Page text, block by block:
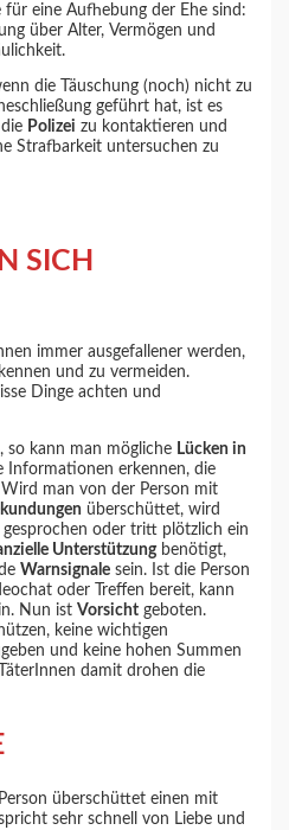
für eine Aufhebung der Ehe sind:
über Alter, Vermögen und
die Täuschung (noch) nicht zu
geführt hat, ist es
Polizei zu kontaktieren und
Strafbarkeit untersuchen zu
SICH
immer ausgefallener werden,
und zu vermeiden.
Dinge achten und
, so kann man mögliche Lücken in
Informationen erkennen, die
man von der Person mit
überschüttet, wird
gesprochen oder tritt plötzlich ein
Unterstützungbenötigt,
Warnsignale sein. Ist die Person
oder Treffen bereit, kann
Nun istVorsicht geboten.
keine wichtigen
und keine hohen Summen
damit drohen die
überschüttet einen mit
sehr schnell von Liebe und